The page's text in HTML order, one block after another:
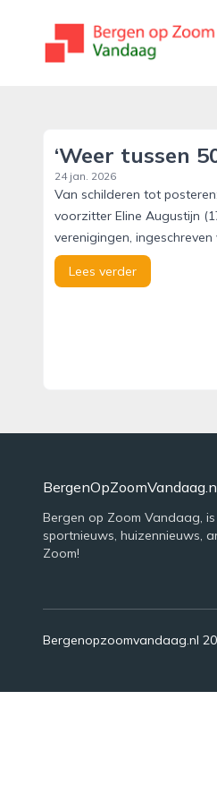
bergenopzoomvandaag.nl
‘Weer tussen
24 jan. 2026
Van schilderen tot
voorzitter Eline Augustijn
verenigingen,
Lees verder
Bergen op Zoom Vandaag,
sportnieuws, huizennieuws,
Zoom!
Bergenopzoomvandaag.nl